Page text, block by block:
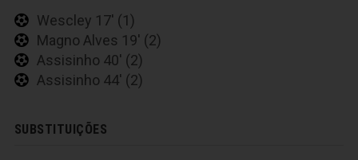
Wescley 17' (1)
Magno Alves 19' (2)
Assisinho 40' (2)
Assisinho 44' (2)
SUBSTITUIÇÕES